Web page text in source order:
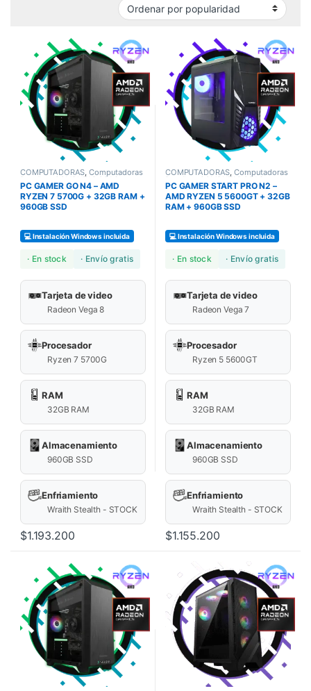
COMPUTADORAS,Computadoras
COMPUTADORAS
GAMERS
PC GAMER GO N4 – AMD
RYZEN 7 5700G + 32GB RAM +
960GB SSD
💻 Instalación Windows incluida
· En stock · Envío gratis
Tarjeta de video
Radeon Vega 8
Procesador
Ryzen 7 5700G
RAM
32GB RAM
Almacenamiento
960GB SSD
Enfriamiento
Wraith Stealth - STOCK
$1.193.200
COMPUTADORAS,Computadoras
COMPUTADORAS
GAMERS
PC GAMER START PRO N2 –
AMD RYZEN 5 5600GT + 32GB
RAM + 960GB SSD
💻 Instalación Windows incluida
· En stock · Envío gratis
Tarjeta de video
Radeon Vega 7
Procesador
Ryzen 5 5600GT
RAM
32GB RAM
Almacenamiento
960GB SSD
Enfriamiento
Wraith Stealth - STOCK
$1.155.200